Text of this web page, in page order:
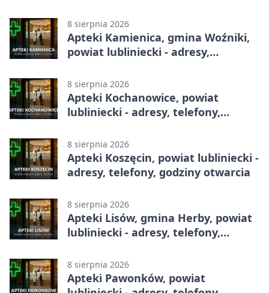
8 sierpnia 2026
Apteki Kamienica, gmina Woźniki,
powiat lubliniecki - adresy,
8 sierpnia 2026
Apteki Kochanowice, powiat
lubliniecki - adresy, telefony,
8 sierpnia 2026
Apteki Koszęcin, powiat lubliniecki -
adresy, telefony, godziny otwarcia
8 sierpnia 2026
Apteki Lisów, gmina Herby, powiat
lubliniecki - adresy, telefony,
8 sierpnia 2026
Apteki Pawonków, powiat